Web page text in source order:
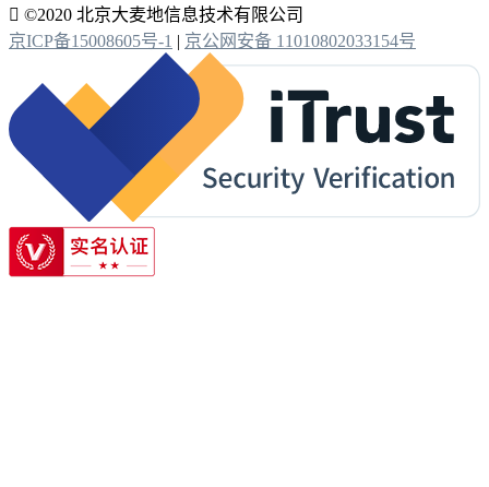
 ©2020 北京大麦地信息技术有限公司
京ICP备15008605号-1 | 京公网安备 11010802033154号